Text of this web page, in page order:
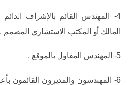
4- المهندس القائم بالإشراف
المالك أو المكتب الاستشاري المصمم .
5- المهندس المقاول بالموقع .
6- المهندسون والمديرون القائمون